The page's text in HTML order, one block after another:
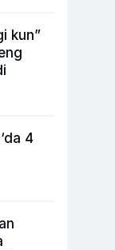
kun”
4